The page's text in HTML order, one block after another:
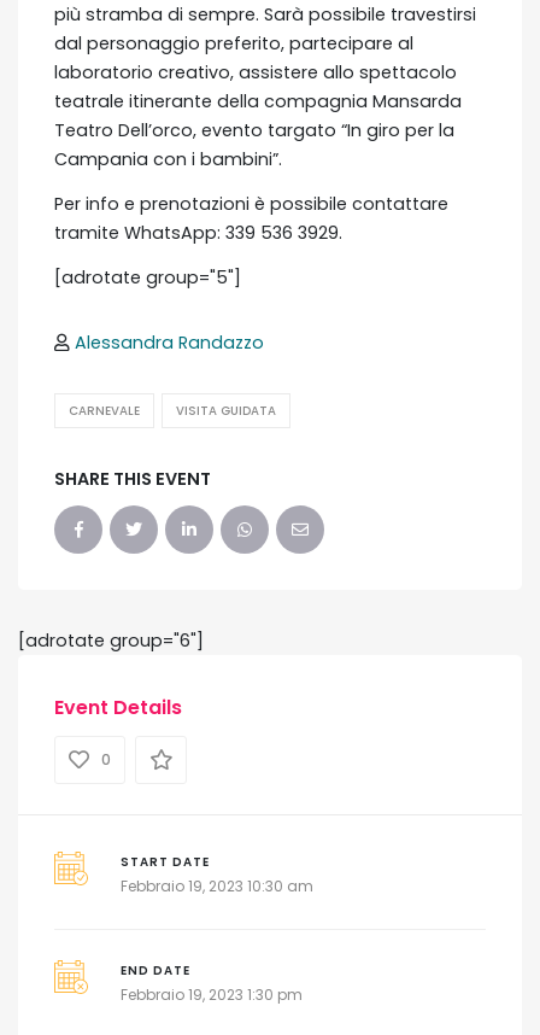
più stramba di sempre. Sarà possibile travestirsi
dal personaggio preferito, partecipare al
laboratorio creativo, assistere allo spettacolo
teatrale itinerante della compagnia Mansarda
Teatro Dell’orco, evento targato “In giro per la
Campania con i bambini”.
Per info e prenotazioni è possibile contattare
tramite WhatsApp: 339 536 3929.
[adrotate group="5"]
Alessandra Randazzo
CARNEVALE VISITA GUIDATA
SHARE THIS EVENT
[adrotate group="6"]
Event Details
0
START DATE
Febbraio 19, 2023 10:30 am
END DATE
Febbraio 19, 2023 1:30 pm